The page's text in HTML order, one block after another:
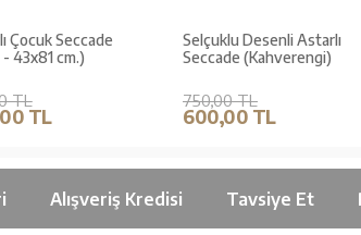
Çocuk Seccade
43x81 cm.)
TL
TL
Selçuklu Desenli Astarlı
Seccade (Kahverengi)
750,00 TL
600,00 TL
Alışveriş Kredisi Tavsiye Et